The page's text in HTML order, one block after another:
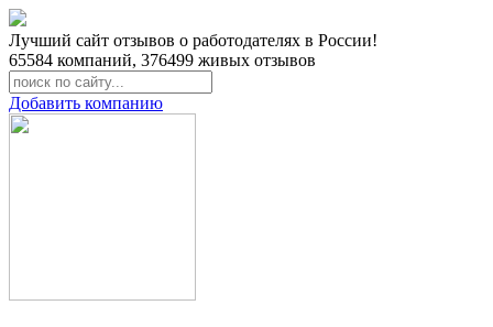
Лучший сайт отзывов о работодателях в России!
65584 компаний, 376499 живых отзывов
Добавить компанию